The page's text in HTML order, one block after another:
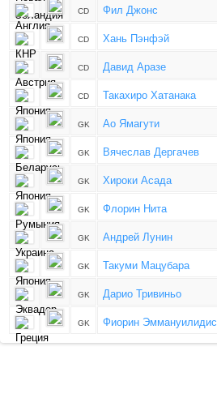
CD Фил Джонс
CD Хань Пэнфэй
CD Давид Аразе
CD Такахиро Хатанака
GK Ао Ямагути
GK Вячеслав Дергачев
GK Хироки Асада
GK Флорин Нита
GK Андрей Лунин
GK Такуми Мацубара
GK Дарио Тривиньо
GK Фиорин Эммануилидис